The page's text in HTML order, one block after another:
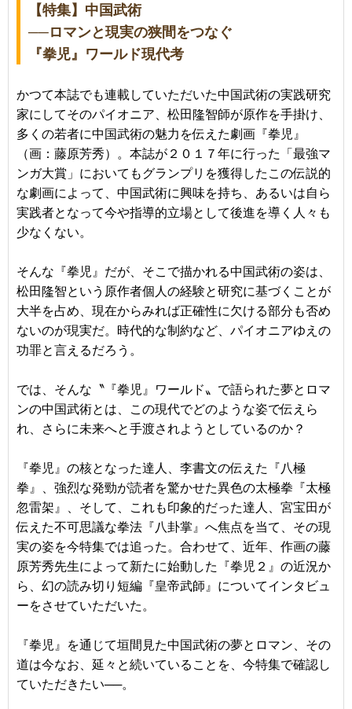
【特集】中国武術
──ロマンと現実の狭間をつなぐ
『拳児』ワールド現代考
かつて本誌でも連載していただいた中国武術の実践研究
家にしてそのパイオニア、松田隆智師が原作を手掛け、
多くの若者に中国武術の魅力を伝えた劇画『拳児』
（画：藤原芳秀）。本誌が２０１７年に行った「最強マ
ンガ大賞」においてもグランプリを獲得したこの伝説的
な劇画によって、中国武術に興味を持ち、あるいは自ら
実践者となって今や指導的立場として後進を導く人々も
少なくない。
そんな『拳児』だが、そこで描かれる中国武術の姿は、
松田隆智という原作者個人の経験と研究に基づくことが
大半を占め、現在からみれば正確性に欠ける部分も否め
ないのが現実だ。時代的な制約など、パイオニアゆえの
功罪と言えるだろう。
では、そんな〝『拳児』ワールド〟で語られた夢とロマ
ンの中国武術とは、この現代でどのような姿で伝えら
れ、さらに未来へと手渡されようとしているのか？
『拳児』の核となった達人、李書文の伝えた『八極
拳』、強烈な発勁が読者を驚かせた異色の太極拳『太極
忽雷架』、そして、これも印象的だった達人、宮宝田が
伝えた不可思議な拳法『八卦掌』へ焦点を当て、その現
実の姿を今特集では追った。合わせて、近年、作画の藤
原芳秀先生によって新たに始動した『拳児２』の近況か
ら、幻の読み切り短編『皇帝武師』についてインタビュ
ーをさせていただいた。
『拳児』を通じて垣間見た中国武術の夢とロマン、その
道は今なお、延々と続いていることを、今特集で確認し
ていただきたい──。